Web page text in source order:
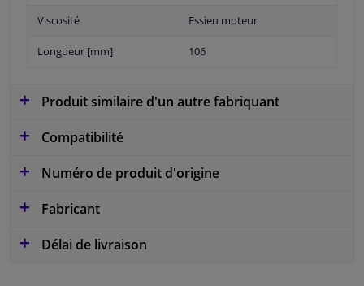
Viscosité Essieu moteur
Longueur [mm] 106
Produit similaire d'un autre fabriquant
Compatibilité
Numéro de produit d'origine
Fabricant
Délai de livraison